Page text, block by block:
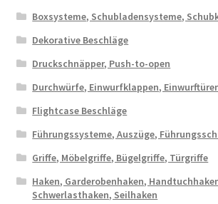
Boxsysteme, Schubladensysteme,
Dekorative Beschläge
Druckschnäpper, Push-to-open
Durchwürfe, Einwurfklappen,
Flightcase Beschläge
Führungssysteme, Auszüge,
Griffe, Möbelgriffe, Bügelgriffe, Türgriffe
Haken, Garderobenhaken,
Schwerlasthaken, Seilhaken